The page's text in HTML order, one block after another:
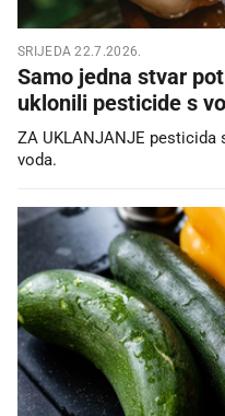
SRIJEDA 22.7.2026.
Samo jedna stvar
uklonili pesticide s
ZA UKLANJANJE
voda.